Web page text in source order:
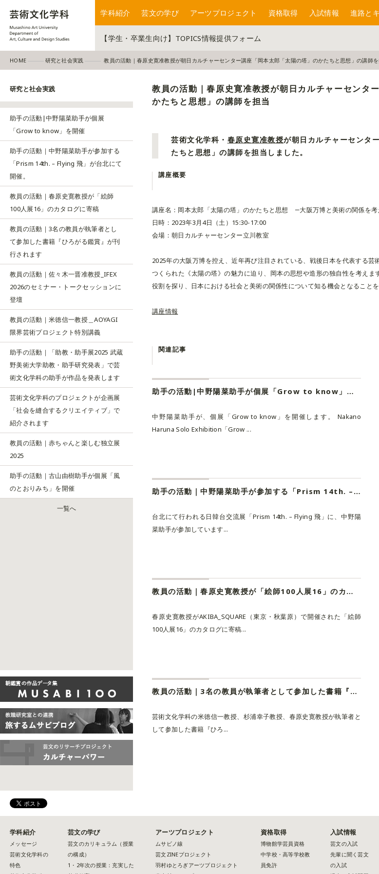
学科紹介 芸文の学び アーツプロジェクト 資格取得 入試情報 進路と
【学生・卒業生向け】TOPICS情報提供フォーム
HOME 研究と社会実践 教員の活動｜春原史寛准教授が朝日カルチャーセンター講座「岡本太郎「太陽の塔」のかたちと思想」の講師
教員の活動｜春原史寛准教授が朝日カルチャーセンタ
かたちと思想」の講師を担当
芸術文化学科・ 春原史寛准教授が朝日カルチャーセンタ
たちと思想」の講師を担当しました。
講座概要
講座名：岡本太郎「太陽の塔」のかたちと思想 ―大阪万博と美術の関係を
日時：2023年3月4日（土）15:30-17:00
会場：朝日カルチャーセンター立川教室
2025年の大阪万博を控え、近年再び注目されている、戦後日本を代表する
つくられた《太陽の塔》の魅力に迫り、岡本の思想や造形の独自性を考え
役割を探り、日本における社会と美術の関係性について知る機会となることを
講座情報
関連記事
助手の活動|中野陽菜助手が個展「Grow to know」を開催
中野陽菜助手が、個展「Grow to know」を開催します。 Nakano
Haruna Solo Exhibition「Grow ...
助手の活動｜中野陽菜助手が参加する「Prism 14th. – Flying 飛」が台北にて開催。
台北にて行われる日韓台交流展「Prism 14th. – Flying 飛」に、中野陽
菜助手が参加しています...
教員の活動｜春原史寛教授が「絵師100人展16」のカタログに寄稿
春原史寛教授がAKIBA_SQUARE（東京・秋葉原）で開催された「絵師
100人展16」のカタログに寄稿...
教員の活動｜3名の教員が執筆者として参加した書籍『ひろがる鑑賞』が刊行されます
芸術文化学科の米徳信一教授、杉浦幸子教授、春原史寛教授が執筆者と
して参加した書籍『ひろ...
研究と社会実践
助手の活動|中野陽菜助手が個展
「Grow to know」を開催
助手の活動｜中野陽菜助手が参加する
「Prism 14th. – Flying 飛」が台北にて
開催。
教員の活動｜春原史寛教授が「絵師
100人展16」のカタログに寄稿
教員の活動｜3名の教員が執筆者とし
て参加した書籍『ひろがる鑑賞』が刊
行されます
教員の活動｜佐々木一晋准教授_IFEX
2026のセミナー・トークセッションに
登壇
教員の活動｜米徳信一教授＿AOYAGI
限界芸術プロジェクト特別講義
助手の活動｜「助教・助手展2025 武蔵
野美術大学助教・助手研究発表」で芸
術文化学科の助手が作品を発表します
芸術文化学科のプロジェクトが企画展
「社会を縫合するクリエイティブ」で
紹介されます
教員の活動｜赤ちゃんと楽しむ独立展
2025
助手の活動｜古山由樹助手が個展「風
のとおりみち」を開催
一覧へ
学科紹介
メッセージ
芸術文化学科の
特色
芸文の学び
芸文のカリキュラム（授業
の構成）
1・2年次の授業：充実した
アーツプロジェクト
ムサビノ線
芸文ZINEプロジェクト
羽村ゆとろぎアーツプロジェクト
資格取得
博物館学芸員資格
中学校・高等学校教
員免許
入試情報
芸文の入試
先輩に聞く芸文
の入試